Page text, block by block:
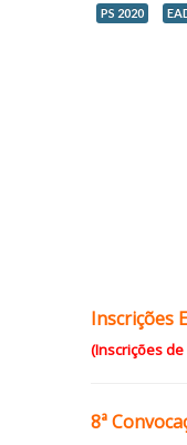
PS 2020
Inscrições
(Inscrições
8ª